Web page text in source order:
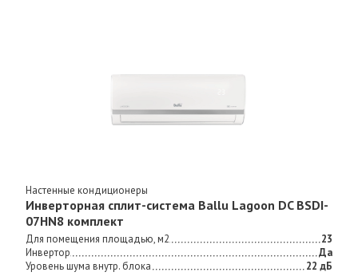
Настенные кондиционеры
Инверторная сплит-система Ballu Lagoon DC BSDI-
07HN8 комплект
Для помещения площадью, м2
23
Инвертор
Да
Уровень шума внутр. блока
22 дБ